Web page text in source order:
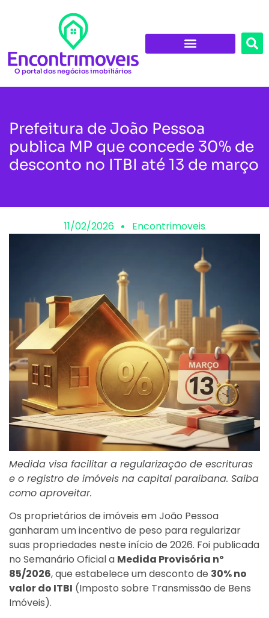
O portal dos negócios imobiliários
Prefeitura de João Pessoa
publica MP que concede 30% de
desconto no ITBI até 13 de março
11/02/2026 Encontrimoveis
Medida visa facilitar a regularização de escrituras
e o registro de imóveis na capital paraibana. Saiba
como aproveitar.
Os proprietários de imóveis em João Pessoa
ganharam um incentivo de peso para regularizar
suas propriedades neste início de 2026. Foi publicada
no Semanário Oficial a Medida Provisória nº
85/2026, que estabelece um desconto de 30% no
valor do ITBI (Imposto sobre Transmissão de Bens
Imóveis).